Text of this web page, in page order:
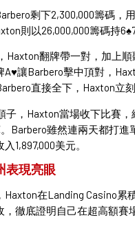
剩下2,300,000籌碼，
則以26,000,000籌碼持
Haxton翻牌帶一對，加上
A♥讓Barbero擊中頂對，
直接全下，Haxton立刻
子，Haxton當場收下比賽
Barbero雖然連兩天都打進
1,897,000美元。
表現亮眼
Haxton在Landing Casino累
，徹底證明自己在超高額賽